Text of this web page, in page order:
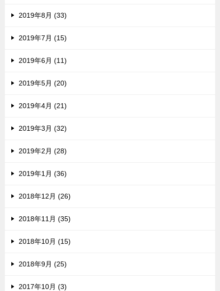
2019年8月 (33)
2019年7月 (15)
2019年6月 (11)
2019年5月 (20)
2019年4月 (21)
2019年3月 (32)
2019年2月 (28)
2019年1月 (36)
2018年12月 (26)
2018年11月 (35)
2018年10月 (15)
2018年9月 (25)
2017年10月 (3)